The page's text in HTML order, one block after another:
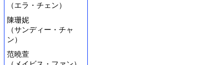
（エラ・チェン）
陳珊妮
（サンディー・チャ
ン）
范曉萱